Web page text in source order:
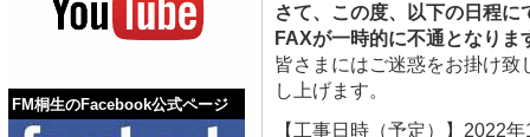
FM桐生のFacebook公式ページ
さて、この度、以下の日程
FAXが一時的に不通となりま
皆さまにはご迷惑をお掛け
し上げます。
【工事日時（予定）】2022